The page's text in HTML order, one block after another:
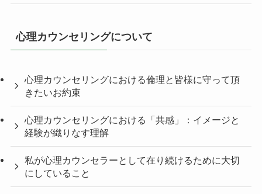
心理カウンセリングについて
心理カウンセリングにおける倫理と皆様に守って頂
きたいお約束
心理カウンセリングにおける「共感」：イメージと
経験が織りなす理解
私が心理カウンセラーとして在り続けるために大切
にしていること